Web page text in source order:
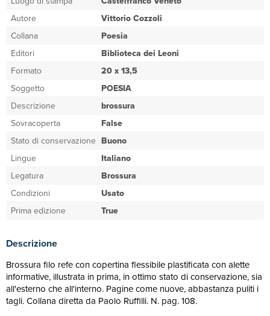
Autore
Vittorio Cozzoli
Collana
Poesia
Editori
Biblioteca dei Leoni
Formato
20 x 13,5
Soggetto
POESIA
Descrizione
brossura
Sovracoperta
False
Stato di conservazione Buono
Lingue
Italiano
Legatura
Brossura
Condizioni
Usato
Prima edizione
True
Descrizione
Brossura filo refe con copertina flessibile plastificata con alette
informative, illustrata in prima, in ottimo stato di conservazione, sia
all'esterno che all'interno. Pagine come nuove, abbastanza puliti i
tagli. Collana diretta da Paolo Ruffilli. N. pag. 108.